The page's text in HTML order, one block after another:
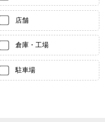
店舗
倉庫・工場
駐車場